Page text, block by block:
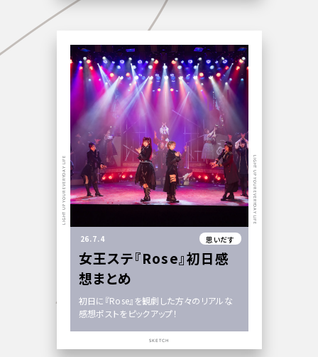
26.7.4 思いだす
女王ステ『Rose』初日感
想まとめ
初日に『Rose』を観劇した方々のリアルな
感想ポストをピックアップ！
LIGHT UP YOUR EVERYDAY LIFE LIGHT UP YOUR EVERYDAY LIFE
SKETCH